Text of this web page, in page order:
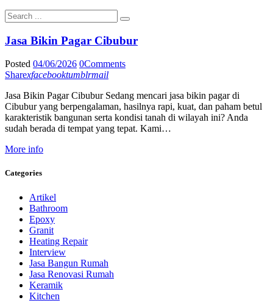
Jasa Bikin Pagar Cibubur
Posted 04/06/2026 0Comments
Sharexfacebooktumblrmail
Jasa Bikin Pagar Cibubur Sedang mencari jasa bikin pagar di
Cibubur yang berpengalaman, hasilnya rapi, kuat, dan paham betul
karakteristik bangunan serta kondisi tanah di wilayah ini? Anda
sudah berada di tempat yang tepat. Kami…
More info
Categories
Artikel
Bathroom
Epoxy
Granit
Heating Repair
Interview
Jasa Bangun Rumah
Jasa Renovasi Rumah
Keramik
Kitchen